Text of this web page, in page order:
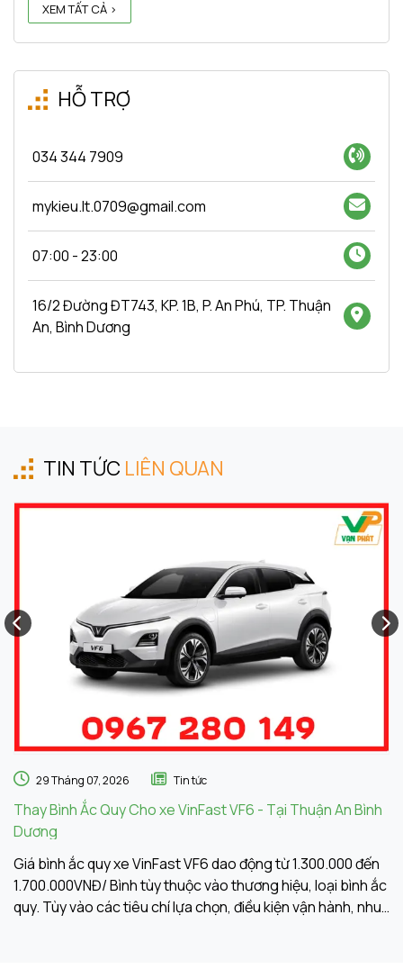
XEM TẤT CẢ >
HỖ TRỢ
034 344 7909
mykieu.lt.0709@gmail.com
07:00 - 23:00
16/2 Đường ĐT743, KP. 1B, P. An Phú, TP. Thuận
An, Bình Dương
TIN TỨC LIÊN QUAN
29 Tháng 07, 2026 Tin tức
Thay Bình Ắc Quy Cho xe VinFast VF6 - Tại Thuận An Bình
Dương
Giá bình ắc quy xe VinFast VF6 dao động từ 1.300.000 đến
1.700.000VNĐ/ Bình tùy thuộc vào thương hiệu, loại bình ắc
quy. Tùy vào các tiêu chí lựa chọn, điều kiện vận hành, nhu